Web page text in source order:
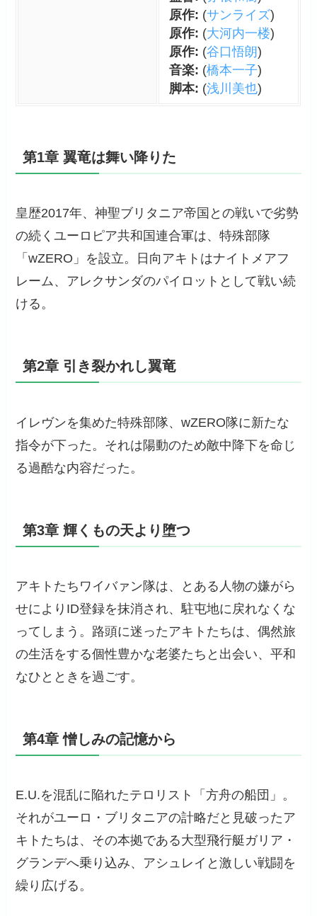
原作: (サンライズ)
原作: (大河内一楼)
原作: (谷口悟朗)
音楽: (橋本一子)
脚本: (浅川美也)
第1章 翼竜は舞い降りた
皇歴2017年、神聖ブリタニア帝国との戦いで劣勢
の続くユーロピア共和国連合軍は、特殊部隊
「wZERO」を設立。日向アキトはナイトメアフ
レーム、アレクサンダのパイロットとして戦い続
ける。
第2章 引き裂かれし翼竜
イレヴンを集めた特殊部隊、wZERO隊に新たな
指令が下った。それは陽動のため敵中降下を命じ
る過酷な内容だった。
第3章 輝くもの天より堕つ
アキトたちワイバァン隊は、とある人物の嫌がら
せによりID登録を抹消され、駐屯地に戻れなくな
ってしまう。路頭に迷ったアキトたちは、偶然旅
の生活をする個性豊かな老婆たちと出会い、平和
なひとときを過ごす。
第4章 憎しみの記憶から
E.U.を混乱に陥れたテロリスト「方舟の船団」。
それがユーロ・ブリタニアの計略だと見破ったア
キトたちは、その本拠である大型飛行艇ガリア・
グランデへ乗り込み、アシュレイと激しい戦闘を
繰り広げる。